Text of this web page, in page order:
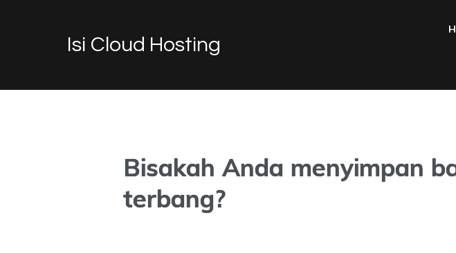
Isi Cloud Hosting
Bisakah Anda menyimpan
terbang?